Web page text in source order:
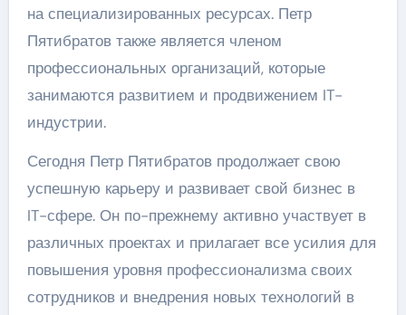
на специализированных ресурсах. Петр
Пятибратов также является членом
профессиональных организаций, которые
занимаются развитием и продвижением IT-
индустрии.
Сегодня Петр Пятибратов продолжает свою
успешную карьеру и развивает свой бизнес в
IT-сфере. Он по-прежнему активно участвует в
различных проектах и прилагает все усилия для
повышения уровня профессионализма своих
сотрудников и внедрения новых технологий в